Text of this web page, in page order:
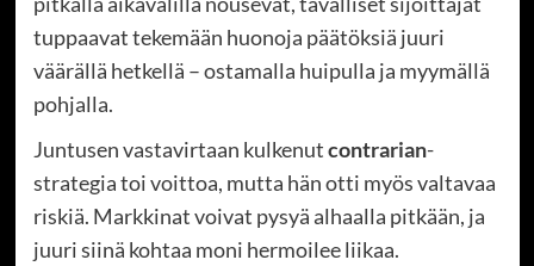
tuppaavat tekemään huonoja päätöksiä juuri
väärällä hetkellä – ostamalla huipulla ja myymällä
pohjalla.
Juntusen vastavirtaan kulkenutcontrarian-
strategia toi voittoa, mutta hän otti myös valtavaa
riskiä. Markkinat voivat pysyä alhaalla pitkään, ja
juuri siinä kohtaa moni hermoilee liikaa.